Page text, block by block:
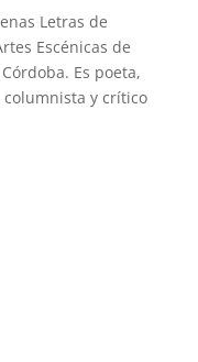
Letras de
Escénicas de
Es poeta,
y crítico